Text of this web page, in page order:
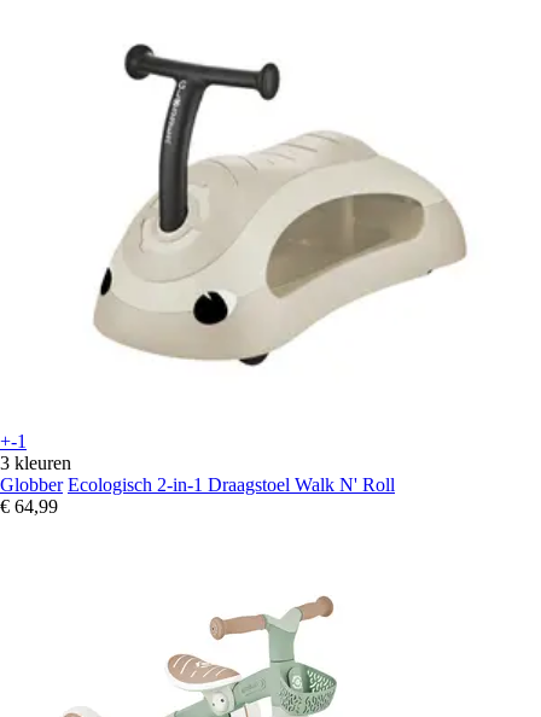
+-1
3 kleuren
Globber Ecologisch 2-in-1 Draagstoel Walk N' Roll
€ 64,99